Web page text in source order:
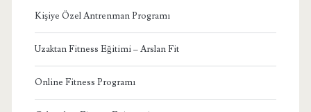
Kişiye Özel Antrenman Programı
Uzaktan Fitness Eğitimi – Arslan Fit
Online Fitness Programı